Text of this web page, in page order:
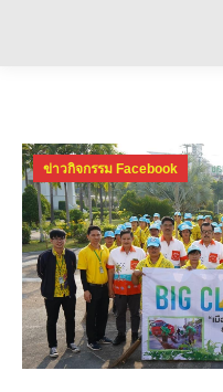
ข่าวกิจกรรม Facebook